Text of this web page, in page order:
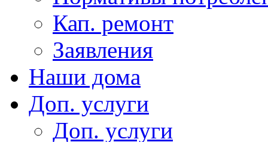
Кап. ремонт
Заявления
Наши дома
Доп. услуги
Доп. услуги